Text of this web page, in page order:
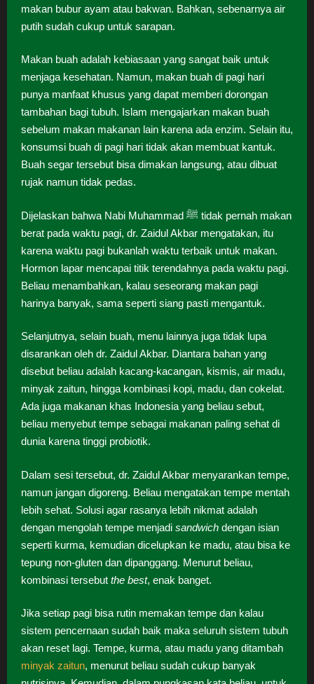
makan bubur ayam atau bakwan. Bahkan, sebenarnya air
putih sudah cukup untuk sarapan.
Makan buah adalah kebiasaan yang sangat baik untuk
menjaga kesehatan. Namun, makan buah di pagi hari
punya manfaat khusus yang dapat memberi dorongan
tambahan bagi tubuh. Islam mengajarkan makan buah
sebelum makan makanan lain karena ada enzim. Selain itu,
konsumsi buah di pagi hari tidak akan membuat kantuk.
Buah segar tersebut bisa dimakan langsung, atau dibuat
rujak namun tidak pedas.
Dijelaskan bahwa Nabi Muhammad ﷺ tidak pernah makan
berat pada waktu pagi, dr. Zaidul Akbar mengatakan, itu
karena waktu pagi bukanlah waktu terbaik untuk makan.
Hormon lapar mencapai titik terendahnya pada waktu pagi.
Beliau menambahkan, kalau seseorang makan pagi
harinya banyak, sama seperti siang pasti mengantuk.
Selanjutnya, selain buah, menu lainnya juga tidak lupa
disarankan oleh dr. Zaidul Akbar. Diantara bahan yang
disebut beliau adalah kacang-kacangan, kismis, air madu,
minyak zaitun, hingga kombinasi kopi, madu, dan cokelat.
Ada juga makanan khas Indonesia yang beliau sebut,
beliau menyebut tempe sebagai makanan paling sehat di
dunia karena tinggi probiotik.
Dalam sesi tersebut, dr. Zaidul Akbar menyarankan tempe,
namun jangan digoreng. Beliau mengatakan tempe mentah
lebih sehat. Solusi agar rasanya lebih nikmat adalah
dengan mengolah tempe menjadi sandwich dengan isian
seperti kurma, kemudian dicelupkan ke madu, atau bisa ke
tepung non-gluten dan dipanggang. Menurut beliau,
kombinasi tersebut the best, enak banget.
Jika setiap pagi bisa rutin memakan tempe dan kalau
sistem pencernaan sudah baik maka seluruh sistem tubuh
akan reset lagi. Tempe, kurma, atau madu yang ditambah
minyak zaitun, menurut beliau sudah cukup banyak